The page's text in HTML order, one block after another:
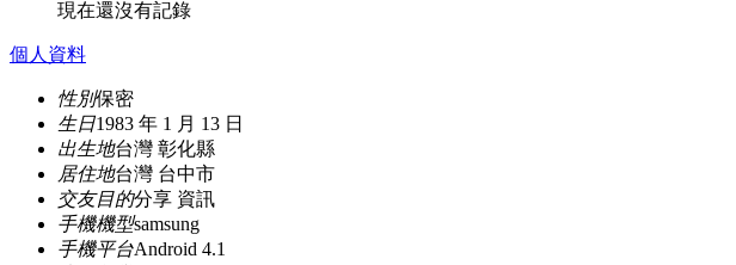
現在還沒有記錄
個人資料
性別保密
生日1983 年 1 月 13 日
出生地台灣 彰化縣
居住地台灣 台中市
交友目的分享 資訊
手機機型samsung
手機平台Android 4.1